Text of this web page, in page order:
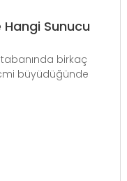
Sunucu
birkaç
büyüdüğünde